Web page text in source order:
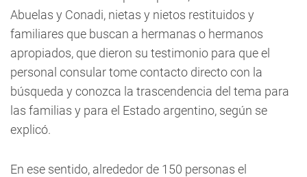
Abuelas y Conadi, nietas y nietos restituidos y
familiares que buscan a hermanas o hermanos
apropiados, que dieron su testimonio para que el
personal consular tome contacto directo con la
búsqueda y conozca la trascendencia del tema para
las familias y para el Estado argentino, según se
explicó.
En ese sentido, alrededor de 150 personas el